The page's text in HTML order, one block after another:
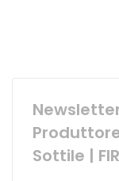
Sottile |